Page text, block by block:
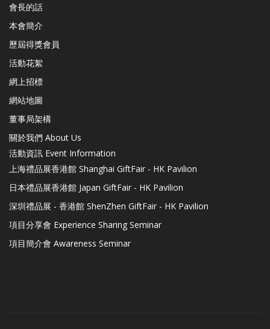
會長的話
本會簡介
歷屆得獎會員
活動花絮
網上招標
網站地圖
董事局架構
關於我們 About Us
活動資訊 Event Information
上海禮品展香港館 Shanghai GiftFair - HK Pavilion
日本禮品展香港館 Japan GiftFair - HK Pavilion
深圳禮品展 - 香港館 ShenZhen GiftFair - HK Pavilion
項目分享會 Experience Sharing Seminar
項目簡介會 Awareness Seminar